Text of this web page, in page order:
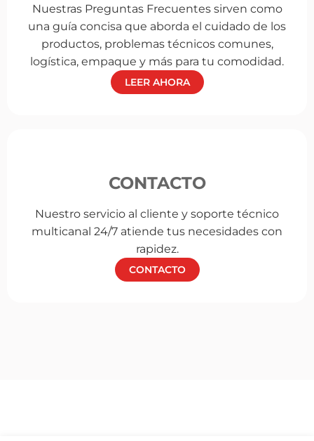
Nuestras Preguntas Frecuentes sirven como
una guía concisa que aborda el cuidado de los
productos, problemas técnicos comunes,
logística, empaque y más para tu comodidad.
LEER AHORA
CONTACTO
Nuestro servicio al cliente y soporte técnico
multicanal 24/7 atiende tus necesidades con
rapidez.
CONTACTO